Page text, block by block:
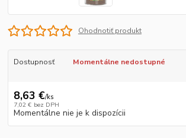
Ohodnotiť produkt
Dostupnosť Momentálne nedostupné
8,63 €/ks
7,02 € bez DPH
Momentálne nie je k dispozícii